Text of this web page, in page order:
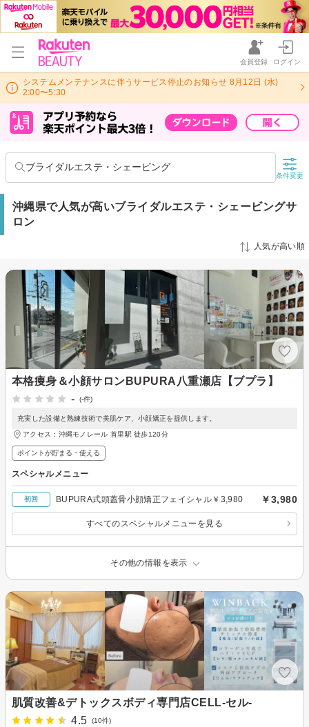
会員登録 ログイン
システムメンテナンスに伴うサービス停止のお知らせ 8月12日 (水)
2:00〜5:30
ブライダルエステ・シェービング
条件変更
沖縄県で人気が高いブライダルエステ・シェービングサ
ロン
人気が高い順
本格痩身＆小顔サロンBUPURA八重瀬店【ブプラ】
-
(-件)
充実した設備と熟練技術で美肌ケア、小顔矯正を提供します。
アクセス：沖縄モノレール 首里駅 徒歩120分
ポイントが貯まる・使える
スペシャルメニュー
初回 BUPURA式頭蓋骨小顔矯正フェイシャル￥3,980 ￥3,980
すべてのスペシャルメニューを見る
その他の情報を表示
肌質改善&デトックスボディ専門店CELL-セル-
4.5
(10件)